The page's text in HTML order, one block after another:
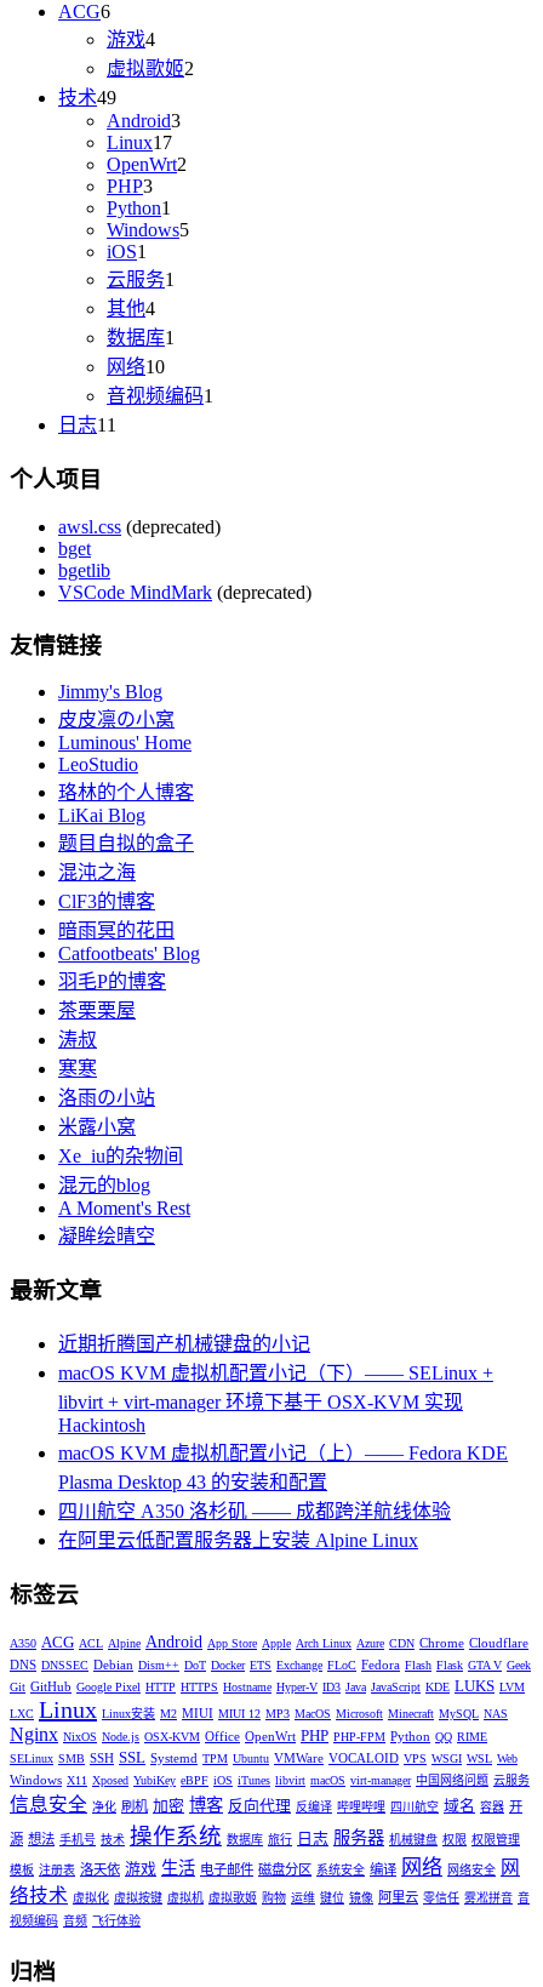
ACG6
游戏4
虚拟歌姬2
技术49
Android3
Linux17
OpenWrt2
PHP3
Python1
Windows5
iOS1
云服务1
其他4
数据库1
网络10
音视频编码1
日志11
个人项目
awsl.css (deprecated)
bget
bgetlib
VSCode MindMark (deprecated)
友情链接
Jimmy's Blog
皮皮凛の小窝
Luminous' Home
LeoStudio
珞林的个人博客
LiKai Blog
题目自拟的盒子
混沌之海
ClF3的博客
暗雨冥的花田
Catfootbeats' Blog
羽毛P的博客
茶栗栗屋
涛叔
寒寒
洛雨の小站
米露小窝
Xe_iu的杂物间
混元的blog
A Moment's Rest
凝眸绘晴空
最新文章
近期折腾国产机械键盘的小记
macOS KVM 虚拟机配置小记（下）—— SELinux +
libvirt + virt-manager 环境下基于 OSX-KVM 实现
Hackintosh
macOS KVM 虚拟机配置小记（上）—— Fedora KDE
Plasma Desktop 43 的安装和配置
四川航空 A350 洛杉矶 —— 成都跨洋航线体验
在阿里云低配置服务器上安装 Alpine Linux
标签云
A350 ACG ACL Alpine Android App Store Apple Arch Linux Azure CDN Chrome Cloudflare
DNS DNSSEC Debian Dism++ DoT Docker ETS Exchange FLoC Fedora Flash Flask GTA V Geek
Git GitHub Google Pixel HTTP HTTPS Hostname Hyper-V ID3 Java JavaScript KDE LUKS LVM
LXC Linux Linux安装 M2 MIUI MIUI 12 MP3 MacOS Microsoft Minecraft MySQL NAS
Nginx NixOS Node.js OSX-KVM Office OpenWrt PHP PHP-FPM Python QQ RIME
SELinux SMB SSH SSL Systemd TPM Ubuntu VMWare VOCALOID VPS WSGI WSL Web
Windows X11 Xposed YubiKey eBPF iOS iTunes libvirt macOS virt-manager 中国网络问题 云服务
信息安全 净化 刷机 加密 博客 反向代理 反编译 哔哩哔哩 四川航空 域名 容器 开
源 想法 手机号 技术 操作系统 数据库 旅行 日志 服务器 机械键盘 权限 权限管理
模板 注册表 洛天依 游戏 生活 电子邮件 磁盘分区 系统安全 编译 网络 网络安全
网
络技术 虚拟化 虚拟按键 虚拟机 虚拟歌姬 购物 运维 键位 镜像 阿里云 零信任 雾凇拼音 音
视频编码 音频 飞行体验
归档